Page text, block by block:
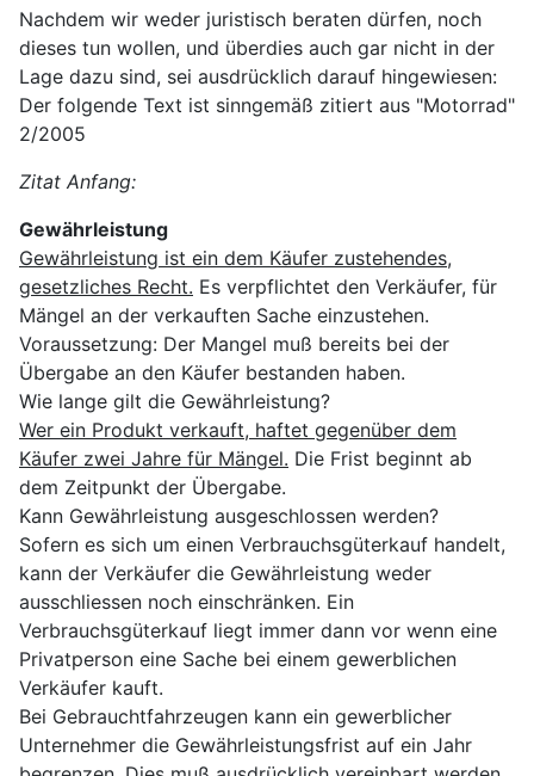
Nachdem wir weder juristisch beraten dürfen, noch
dieses tun wollen, und überdies auch gar nicht in der
Lage dazu sind, sei ausdrücklich darauf hingewiesen:
Der folgende Text ist sinngemäß zitiert aus "Motorrad"
2/2005
Zitat Anfang:
Gewährleistung
Gewährleistung ist ein dem Käufer zustehendes,
gesetzliches Recht. Es verpflichtet den Verkäufer, für
Mängel an der verkauften Sache einzustehen.
Voraussetzung: Der Mangel muß bereits bei der
Übergabe an den Käufer bestanden haben.
Wie lange gilt die Gewährleistung?
Wer ein Produkt verkauft, haftet gegenüber dem
Käufer zwei Jahre für Mängel. Die Frist beginnt ab
dem Zeitpunkt der Übergabe.
Kann Gewährleistung ausgeschlossen werden?
Sofern es sich um einen Verbrauchsgüterkauf handelt,
kann der Verkäufer die Gewährleistung weder
ausschliessen noch einschränken. Ein
Verbrauchsgüterkauf liegt immer dann vor wenn eine
Privatperson eine Sache bei einem gewerblichen
Verkäufer kauft.
Bei Gebrauchtfahrzeugen kann ein gewerblicher
Unternehmer die Gewährleistungsfrist auf ein Jahr